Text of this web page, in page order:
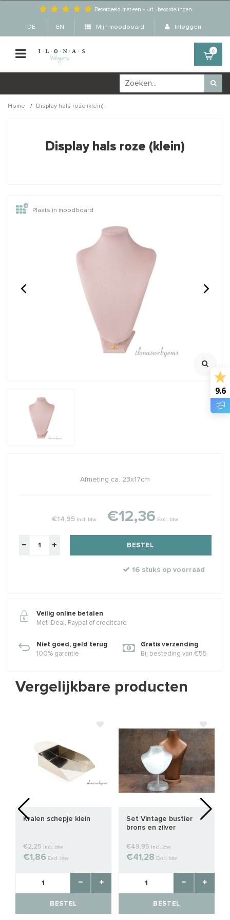
Beoordeeld met een - uit -beoordelingen
DE EN Mijn moodboard Inloggen
0
Home / Display hals roze (klein)
producten ook interessant
Ringen doosje / hanger
BESTEL
14/20 Gold filled Collier
met Carneool en
edelsteen Donut
€89,95 Incl. btw
Display hals roze (klein)
Plaats in moodboard
Afmeting ca. 23x17cm
€14,95 Incl. btw €12,36 Excl. btw
BESTEL
16 stuks op voorraad
Veilig online betalen
Met iDeal, Paypal of creditcard
Niet goed, geld terug
100% garantie
Gratis verzending
Bij besteding van €55
Vergelijkbare producten
Kralen schepje klein
€2,25 Incl. btw
€1,86 Excl. btw
BESTEL
Set Vintage bustier
brons en zilver
€49,95 Incl. btw
€41,28 Excl. btw
BESTEL
9.6